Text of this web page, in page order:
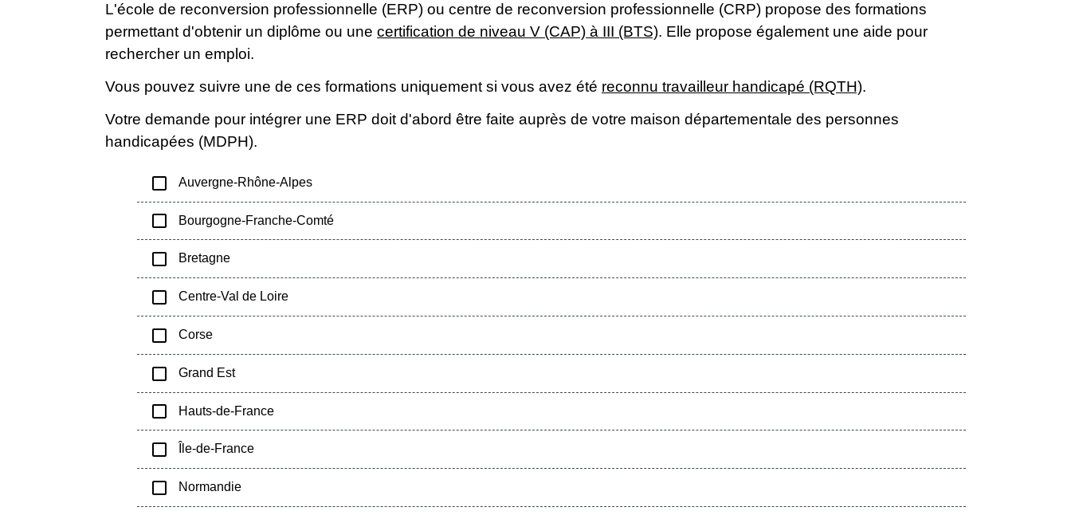
L'école de reconversion professionnelle (ERP) ou centre de reconversion professionnelle (CRP) propose des formations
permettant d'obtenir un diplôme ou une certification de niveau V (CAP) à III (BTS). Elle propose également une aide pour
rechercher un emploi.
Vous pouvez suivre une de ces formations uniquement si vous avez été reconnu travailleur handicapé (RQTH).
Votre demande pour intégrer une ERP doit d'abord être faite auprès de votre maison départementale des personnes
handicapées (MDPH).
check_box_outline_blank Auvergne-Rhône-Alpes
check_box_outline_blank Bourgogne-Franche-Comté
check_box_outline_blank Bretagne
check_box_outline_blank Centre-Val de Loire
check_box_outline_blank Corse
check_box_outline_blank Grand Est
check_box_outline_blank Hauts-de-France
check_box_outline_blank Île-de-France
check_box_outline_blank Normandie